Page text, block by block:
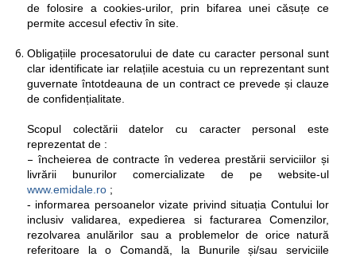
de folosire a cookies-urilor, prin bifarea unei căsuțe ce
permite accesul efectiv în site.
Obligațiile procesatorului de date cu caracter personal sunt
clar identificate iar relațiile acestuia cu un reprezentant sunt
guvernate întotdeauna de un contract ce prevede și clauze
de confidențialitate.
Scopul colectării datelor cu caracter personal este
reprezentat de :
–încheierea de contracte în vederea prestării serviciilor și
livrării bunurilor comercializate de pe website-ul
www.emidale.ro ;
- informarea persoanelor vizate privind situația Contului lor
inclusiv validarea, expedierea si facturarea Comenzilor,
rezolvarea anulărilor sau a problemelor de orice natură
referitoare la o Comandă, la Bunurile și/sau serviciile